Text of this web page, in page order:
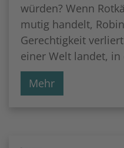
würden? Wenn
mutig handelt,
Gerechtigkeit
einer Welt landet, in
Mehr